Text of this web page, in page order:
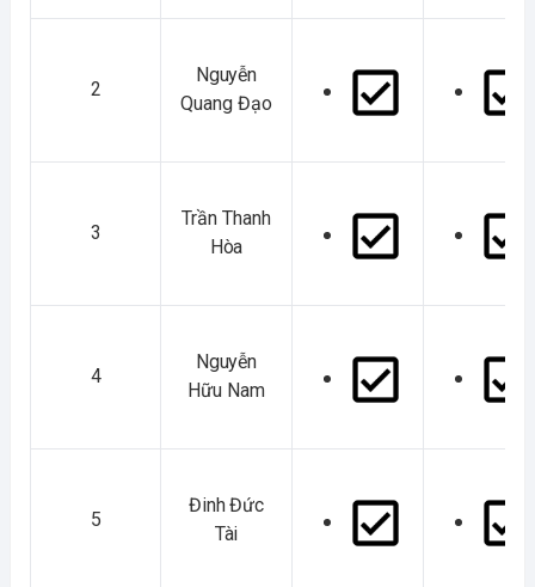
2
Nguyễn
Quang Đạo
3
Trần Thanh
Hòa
4
Nguyễn
Hữu Nam
5
Đinh Đức
Tài